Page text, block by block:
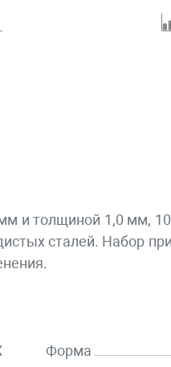
и толщиной 1,0 мм,
сталей. Набор
Форма